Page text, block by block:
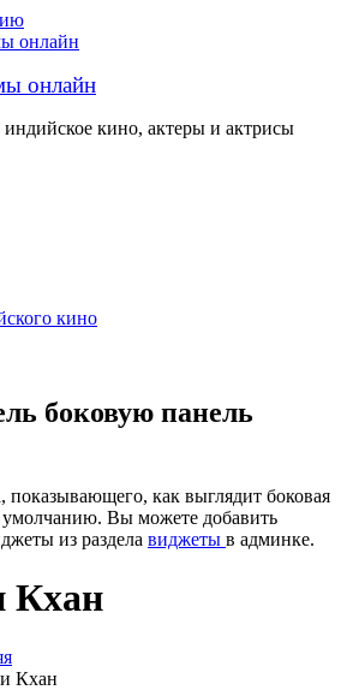
онлайн
кино, актеры и актрисы
кино
боковую панель
как выглядит боковая
умолчанию. Вы можете добавить
из раздела виджеты в админке.
Кхан
Кхан